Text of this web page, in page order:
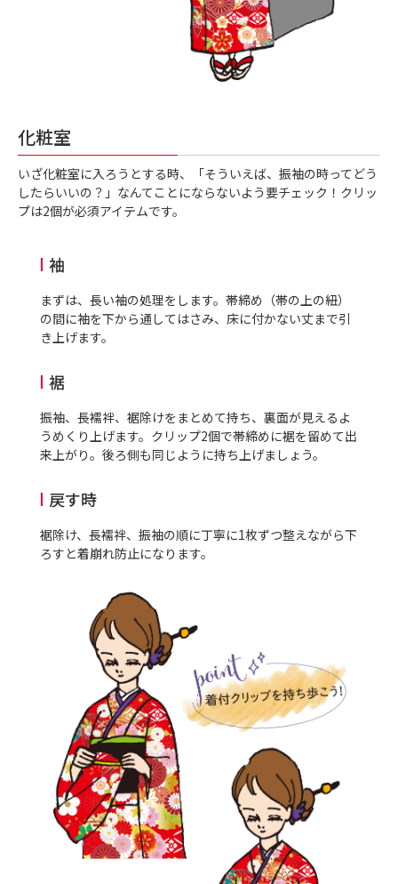
化粧室
いざ化粧室に入ろうとする時、「そういえば、振袖の時ってどう
したらいいの？」なんてことにならないよう要チェック！クリッ
プは2個が必須アイテムです。
袖
まずは、長い袖の処理をします。帯締め（帯の上の紐）
の間に袖を下から通してはさみ、床に付かない丈まで引
き上げます。
裾
振袖、長襦袢、裾除けをまとめて持ち、裏面が見えるよ
うめくり上げます。クリップ2個で帯締めに裾を留めて出
来上がり。後ろ側も同じように持ち上げましょう。
戻す時
裾除け、長襦袢、振袖の順に丁寧に1枚ずつ整えながら下
ろすと着崩れ防止になります。